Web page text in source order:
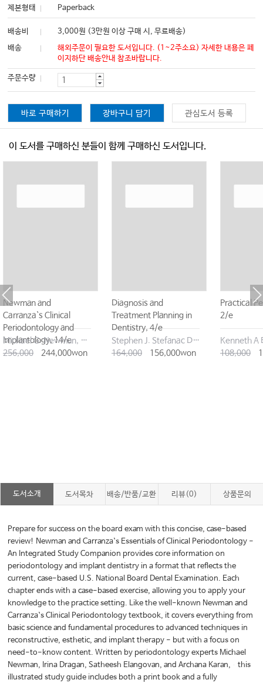
제본형태
Paperback
배송비
3,000원 (3만원 이상 구매 시, 무료배송)
배송
해외주문이 필요한 도서입니다. (1~2주소요) 자세한 내용은 페
이지하단 배송안내 참조바랍니다.
주문수량
바로 구매하기 장바구니 담기 관심도서 등록
이 도서를 구매하신 분들이 함께 구매하신 도서입니다.
Newman and
Carranza`s Clinical
Periodontology and
Implantology, 14/e
Michael G. Newman, DDS, FACD, Perry R. Klokkevold
256,000
244,000won
Diagnosis and
Treatment Planning in
Dentistry, 4/e
Stephen J. Stefanac DDS MS
164,000
156,000won
Practical
2/e
108,000
도서소개 도서목차 배송/반품/교환 리뷰(0) 상품문의
Prepare for success on the board exam with this concise, case-based
review! Newman and Carranza`s Essentials of Clinical Periodontology -
An Integrated Study Companion provides core information on
periodontology and implant dentistry in a format that reflects the
current, case-based U.S. National Board Dental Examination. Each
chapter ends with a case-based exercise, allowing you to apply your
knowledge to the practice setting. Like the well-known Newman and
Carranza`s Clinical Periodontology textbook, it covers everything from
basic science and fundamental procedures to advanced techniques in
reconstructive, esthetic, and implant therapy - but with a focus on
need-to-know content. Written by periodontology experts Michael
Newman, Irina Dragan, Satheesh Elangovan, and Archana Karan, this
illustrated study guide includes both a print book and a fully